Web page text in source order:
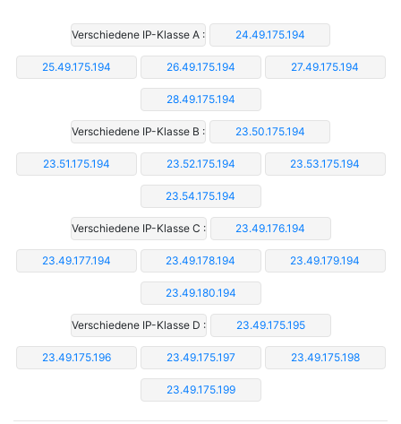
Verschiedene IP-Klasse A : 24.49.175.194
25.49.175.194 26.49.175.194 27.49.175.194
28.49.175.194
Verschiedene IP-Klasse B : 23.50.175.194
23.51.175.194 23.52.175.194 23.53.175.194
23.54.175.194
Verschiedene IP-Klasse C : 23.49.176.194
23.49.177.194 23.49.178.194 23.49.179.194
23.49.180.194
Verschiedene IP-Klasse D : 23.49.175.195
23.49.175.196 23.49.175.197 23.49.175.198
23.49.175.199